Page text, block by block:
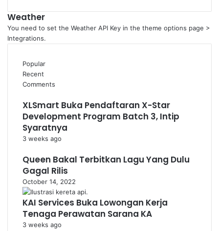
Weather
You need to set the Weather API Key in the theme options page >
Integrations.
Popular
Recent
Comments
XLSmart Buka Pendaftaran X-Star
Development Program Batch 3, Intip
Syaratnya
3 weeks ago
Queen Bakal Terbitkan Lagu Yang Dulu
Gagal Rilis
October 14, 2022
KAI Services Buka Lowongan Kerja
Tenaga Perawatan Sarana KA
3 weeks ago